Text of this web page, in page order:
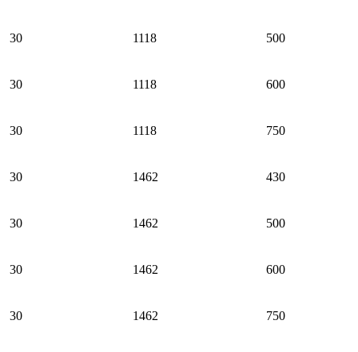
30 1118 500
30 1118 600
30 1118 750
30 1462 430
30 1462 500
30 1462 600
30 1462 750